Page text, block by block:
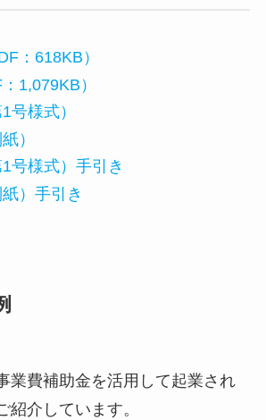
：618KB）
1,079KB）
号様式）
）
号様式）手引き
）手引き
業費補助金を活用して起業され
紹介しています。